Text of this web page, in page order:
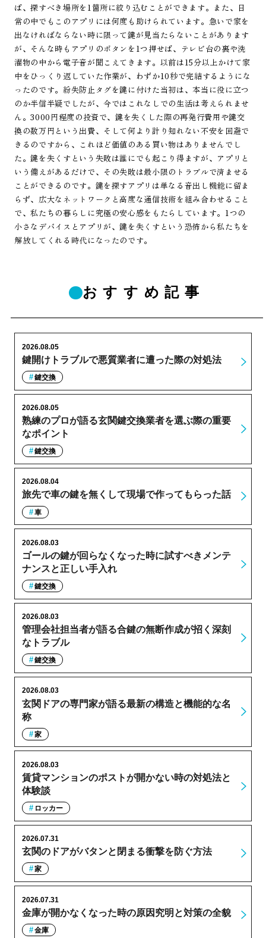
ば、探すべき場所を1箇所に絞り込むことができます。また、日
常の中でもこのアプリには何度も助けられています。急いで家を
出なければならない時に限って鍵が見当たらないことがあります
が、そんな時もアプリのボタンを1つ押せば、テレビ台の裏や洗
濯物の中から電子音が聞こえてきます。以前は15分以上かけて家
中をひっくり返していた作業が、わずか10秒で完結するようにな
ったのです。紛失防止タグを鍵に付けた当初は、本当に役に立つ
のか半信半疑でしたが、今ではこれなしでの生活は考えられませ
ん。3000円程度の投資で、鍵を失くした際の再発行費用や鍵交
換の数万円という出費、そして何より計り知れない不安を回避で
きるのですから、これほど価値のある買い物はありませんでし
た。鍵を失くすという失敗は誰にでも起こり得ますが、アプリと
いう備えがあるだけで、その失敗は最小限のトラブルで済ませる
ことができるのです。鍵を探すアプリは単なる音出し機能に留ま
らず、広大なネットワークと高度な通信技術を組み合わせること
で、私たちの暮らしに究極の安心感をもたらしています。1つの
小さなデバイスとアプリが、鍵を失くすという恐怖から私たちを
解放してくれる時代になったのです。
おすすめ記事
鍵開けトラブルで悪質業者に遭った際の対処法
2026.08.05
鍵交換
熟練のプロが語る玄関鍵交換業者を選ぶ際の重要
なポイント
2026.08.05
鍵交換
旅先で車の鍵を無くして現場で作ってもらった話
2026.08.04
車
ゴールの鍵が回らなくなった時に試すべきメンテ
ナンスと正しい手入れ
2026.08.03
鍵交換
管理会社担当者が語る合鍵の無断作成が招く深刻
なトラブル
2026.08.03
鍵交換
玄関ドアの専門家が語る最新の構造と機能的な名
称
2026.08.03
家
賃貸マンションのポストが開かない時の対処法と
体験談
2026.08.03
ロッカー
玄関のドアがバタンと閉まる衝撃を防ぐ方法
2026.07.31
家
金庫が開かなくなった時の原因究明と対策の全貌
2026.07.31
金庫